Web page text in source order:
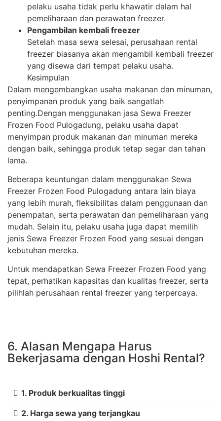
pelaku usaha tidak perlu khawatir dalam hal
pemeliharaan dan perawatan freezer.
Pengambilan kembali freezer
Setelah masa sewa selesai, perusahaan rental
freezer biasanya akan mengambil kembali freezer
yang disewa dari tempat pelaku usaha.
Kesimpulan
Dalam mengembangkan usaha makanan dan minuman,
penyimpanan produk yang baik sangatlah
penting.Dengan menggunakan jasa Sewa Freezer
Frozen Food Pulogadung, pelaku usaha dapat
menyimpan produk makanan dan minuman mereka
dengan baik, sehingga produk tetap segar dan tahan
lama.
Beberapa keuntungan dalam menggunakan Sewa
Freezer Frozen Food Pulogadung antara lain biaya
yang lebih murah, fleksibilitas dalam penggunaan dan
penempatan, serta perawatan dan pemeliharaan yang
mudah. Selain itu, pelaku usaha juga dapat memilih
jenis Sewa Freezer Frozen Food yang sesuai dengan
kebutuhan mereka.
Untuk mendapatkan Sewa Freezer Frozen Food yang
tepat, perhatikan kapasitas dan kualitas freezer, serta
pilihlah perusahaan rental freezer yang terpercaya.
6. Alasan Mengapa Harus
Bekerjasama dengan Hoshi Rental?
1. Produk berkualitas tinggi
2. Harga sewa yang terjangkau